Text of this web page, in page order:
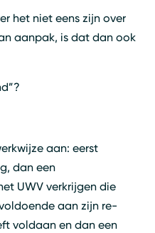
het niet eens zijn over
aanpak, is dat dan ook
aan: eerst
dan een
UWV verkrijgen die
aan zijn re-
voldaan en dan een